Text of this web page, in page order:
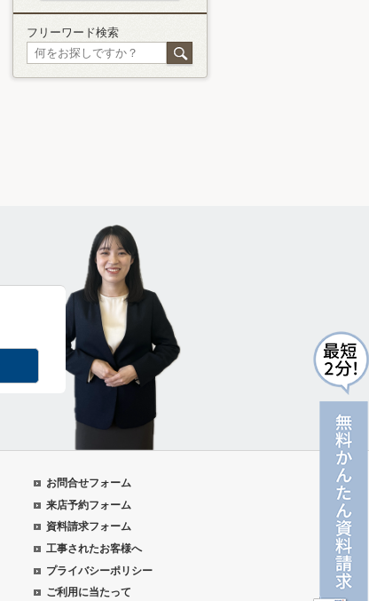
フリーワード検索
お問合せフォーム
来店予約フォーム
資料請求フォーム
工事されたお客様へ
プライバシーポリシー
ご利用に当たって